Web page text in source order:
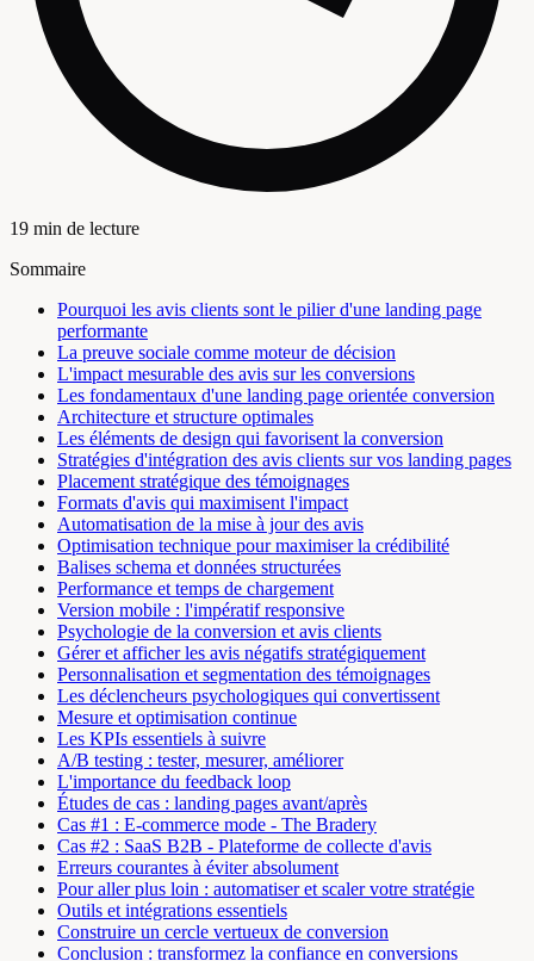
19 min de lecture
Sommaire
Pourquoi les avis clients sont le pilier d'une landing page
performante
La preuve sociale comme moteur de décision
L'impact mesurable des avis sur les conversions
Les fondamentaux d'une landing page orientée conversion
Architecture et structure optimales
Les éléments de design qui favorisent la conversion
Stratégies d'intégration des avis clients sur vos landing pages
Placement stratégique des témoignages
Formats d'avis qui maximisent l'impact
Automatisation de la mise à jour des avis
Optimisation technique pour maximiser la crédibilité
Balises schema et données structurées
Performance et temps de chargement
Version mobile : l'impératif responsive
Psychologie de la conversion et avis clients
Gérer et afficher les avis négatifs stratégiquement
Personnalisation et segmentation des témoignages
Les déclencheurs psychologiques qui convertissent
Mesure et optimisation continue
Les KPIs essentiels à suivre
A/B testing : tester, mesurer, améliorer
L'importance du feedback loop
Études de cas : landing pages avant/après
Cas #1 : E-commerce mode - The Bradery
Cas #2 : SaaS B2B - Plateforme de collecte d'avis
Erreurs courantes à éviter absolument
Pour aller plus loin : automatiser et scaler votre stratégie
Outils et intégrations essentiels
Construire un cercle vertueux de conversion
Conclusion : transformez la confiance en conversions